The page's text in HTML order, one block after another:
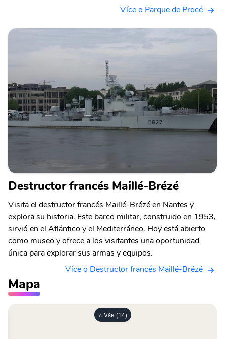
Více o Parque de Procé
Destructor francés Maillé-Brézé
Visita el destructor francés Maillé-Brézé en Nantes y
explora su historia. Este barco militar, construido en 1953,
sirvió en el Atlántico y el Mediterráneo. Hoy está abierto
como museo y ofrece a los visitantes una oportunidad
única para explorar sus armas y equipos.
Více o Destructor francés Maillé-Brézé
Mapa
⭐ Vše (14)